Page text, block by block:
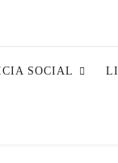
SOCIAL